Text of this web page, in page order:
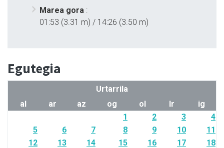
Marea gora :
01:53 (3.31 m) / 14:26 (3.50 m)
Egutegia
Urtarrila
al
ar az og ol lr
ig
1
2 3
4
5
6 7 8 9 10
11
12
13 14 15 16 17
18